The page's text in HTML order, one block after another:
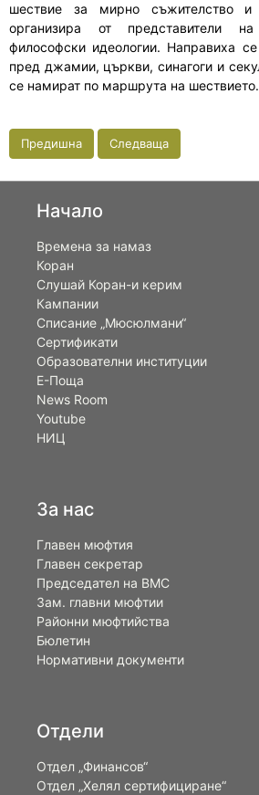
шествие за мирно съжителство и
организира от представители
философски идеологии. Направиха
пред джамии, църкви, синагоги и
се намират по маршрута на
Предишна Следваща
Начало
Времена за намаз
Коран
Слушай Коран-и керим
Кампании
Списание „Мюсюлмани“
Сертификати
Образователни институции
Е-Поща
News Room
Youtube
НИЦ
За нас
Главен мюфтия
Главен секретар
Председател на ВМС
Зам. главни мюфтии
Районни мюфтийства
Бюлетин
Нормативни документи
Отдели
Отдел „Финансов“
Отдел „Хелял сертифициране“